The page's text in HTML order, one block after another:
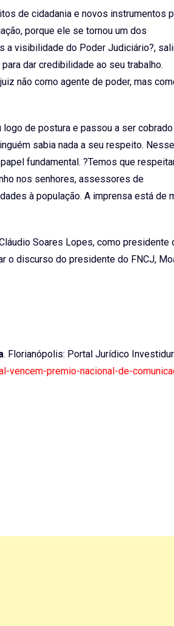
de cidadania e novos instrumentos
porque ele se tornou um dos
a visibilidade do Poder Judiciário?,
dar credibilidade ao seu trabalho.
não como agente de poder, mas
logo de postura e passou a ser
sabia nada a seu respeito. Nesse
fundamental. ?Temos que
nos senhores, assessores de
à população. A imprensa está de
Soares Lopes, como presidente
o discurso do presidente do FNCJ,
. Florianópolis: Portal Jurídico
premio-nacional-de-